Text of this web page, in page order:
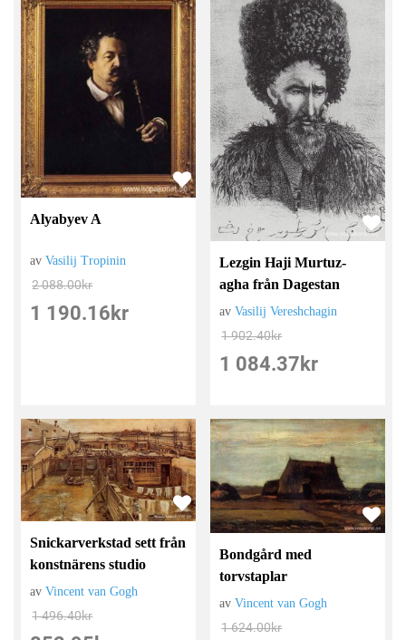
Alyabyev A
avVasilij Tropinin
2 088.00kr
1 190.16 kr
Lezgin Haji Murtuz-
agha från Dagestan
avVasilij Vereshchagin
1 902.40kr
1 084.37 kr
Snickarverkstad sett från
konstnärens studio
avVincent van Gogh
1 496.40kr
Bondgård med
torvstaplar
avVincent van Gogh
1 624.00kr